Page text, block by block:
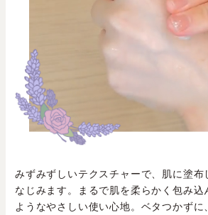
みずみずしいテクスチャーで、肌に塗布
なじみます。まるで肌を柔らかく包み込
ようなやさしい使い心地。ベタつかずに